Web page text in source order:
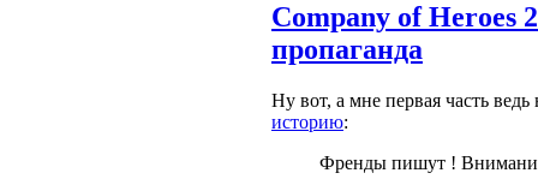
Company of Heroes
пропаганда
Ну вот, а мне первая часть
историю:
Френды пишут !